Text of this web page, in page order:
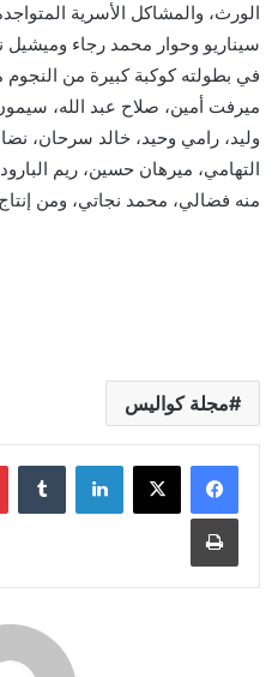
الورث، والمشاكل الأسرية
سيناريو وحوار محمد رجاء وميشيل
في بطولته كوكبة كبيرة من
ميرفت أمين، صلاح عبد الله،
وليد، رامي وحيد، خالد سرحان،
التهامي، ميرهان حسين، ريم
منه فضالي، محمد نجاتي، ومن
مجلة كواليس
لينكدإن
طباعة